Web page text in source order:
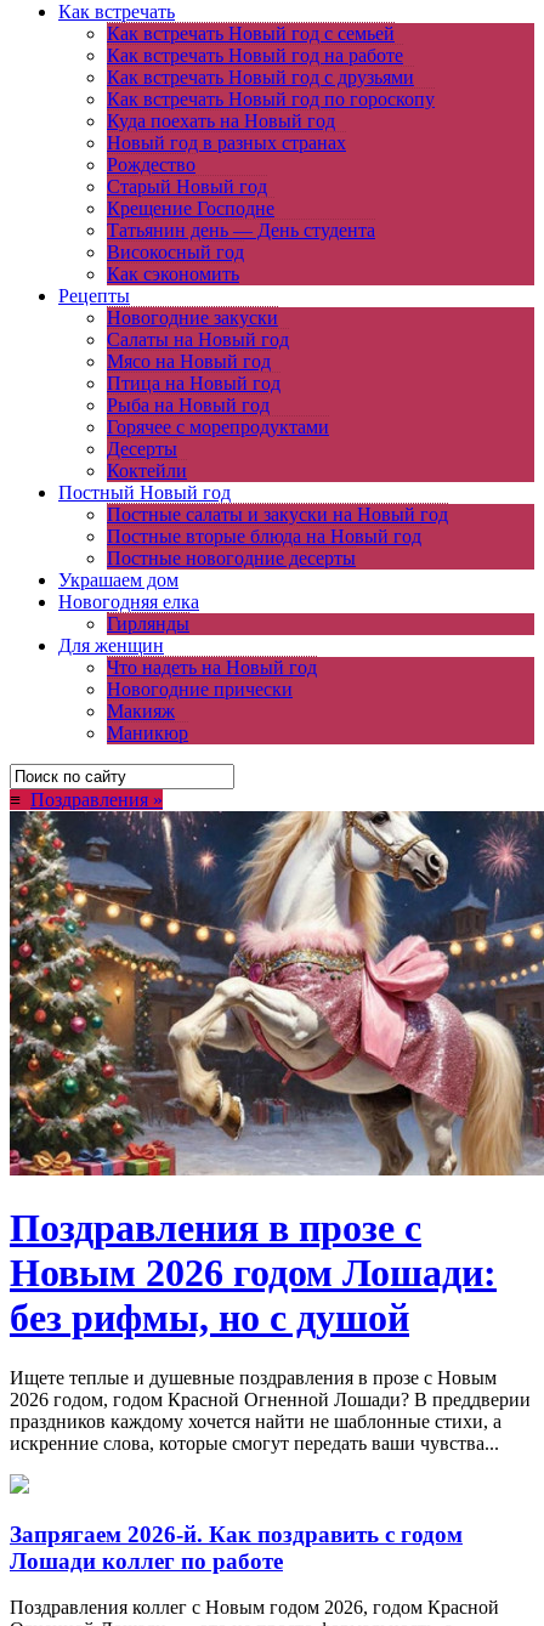
Как встречать
Как встречать Новый год с семьей
Как встречать Новый год на работе
Как встречать Новый год с друзьями
Как встречать Новый год по гороскопу
Куда поехать на Новый год
Новый год в разных странах
Рождество
Старый Новый год
Крещение Господне
Татьянин день — День студента
Високосный год
Как сэкономить
Рецепты
Новогодние закуски
Салаты на Новый год
Мясо на Новый год
Птица на Новый год
Рыба на Новый год
Горячее с морепродуктами
Десерты
Коктейли
Постный Новый год
Постные салаты и закуски на Новый год
Постные вторые блюда на Новый год
Постные новогодние десерты
Украшаем дом
Новогодняя елка
Гирлянды
Для женщин
Что надеть на Новый год
Новогодние прически
Макияж
Маникюр
≡ Поздравления »
Поздравления в прозе с
Новым 2026 годом Лошади:
без рифмы, но с душой
Ищете теплые и душевные поздравления в прозе с Новым
2026 годом, годом Красной Огненной Лошади? В преддверии
праздников каждому хочется найти не шаблонные стихи, а
искренние слова, которые смогут передать ваши чувства...
Запрягаем 2026-й. Как поздравить с годом
Лошади коллег по работе
Поздравления коллег с Новым годом 2026, годом Красной